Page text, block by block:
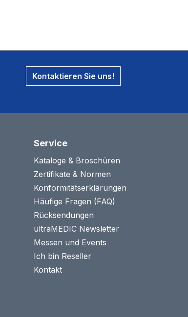
Kontaktieren Sie uns!
Service
Kataloge & Broschüren
Zertifikate & Normen
Konformitätserklärungen
Häufige Fragen (FAQ)
Rücksendungen
ultraMEDIC Newsletter
Messen und Events
Ich bin Reseller
Kontakt